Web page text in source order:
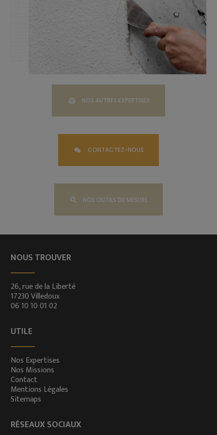
NOS AUTRES EXPERTISES
CONTACTEZ-NOUS
NOS OUTILS DE MESURE
NOUS TROUVER
26, rue de la Liberté
17230 Villedoux
06 10 10 01 02
UTILE
Nos Expertises
Nos Missions
Contact
Mentions Légales
Sitemaps
RÉSEAUX SOCIAUX